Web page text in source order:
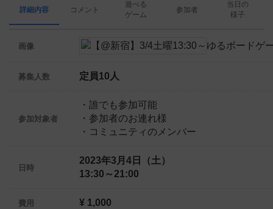
詳細内容 コメント
遊べる
ゲーム
参加者
当日の
様子
画像
募集人数 定員10人
参加対象者
・誰でも参加可能
・参加者のお連れ様
・コミュニティのメンバー
日時
2023年3月4日（土）
13:30～21:00
費用 ¥ 1,000